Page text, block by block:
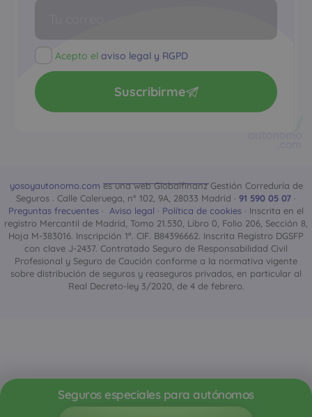
Acepto elaviso legal y RGPD
Suscribirme
yosoyautonomo.com es una web Globalfinanz Gestión Correduría de
Seguros . Calle Caleruega, nº 102, 9A, 28033 Madrid · 91 590 05 07 ·
Preguntas frecuentes · Aviso legal · Política de cookies · Inscrita en el
registro Mercantil de Madrid, Tomo 21.530, Libro 0, Folio 206, Sección 8,
Hoja M-383016. Inscripción 1ª. CIF. B84396662. Inscrita Registro DGSFP
con clave J-2437. Contratado Seguro de Responsabilidad Civil
Profesional y Seguro de Caución conforme a la normativa vigente
sobre distribución de seguros y reaseguros privados, en particular al
Real Decreto-ley 3/2020, de 4 de febrero.
Seguros especiales para autónomos